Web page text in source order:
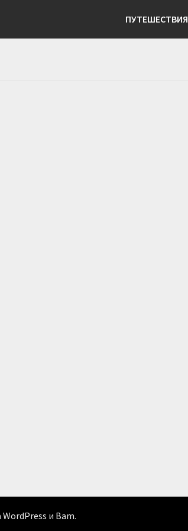
ПУТЕШЕСТВИЯ
WordPress и Bam.